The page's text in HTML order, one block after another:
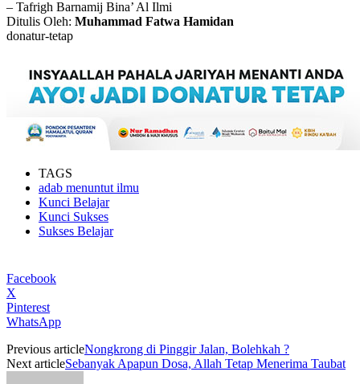
– Tafrigh Barnamij Bina’ Al Ilmi
Ditulis Oleh: Muhammad Fatwa Hamidan
donatur-tetap
TAGS
adab menuntut ilmu
Kunci Belajar
Kunci Sukses
Sukses Belajar
Facebook
X
Pinterest
WhatsApp
Previous articleNongkrong di Pinggir Jalan, Bolehkah ?
Next articleSebanyak Apapun Dosa, Allah Tetap Menerima Taubat